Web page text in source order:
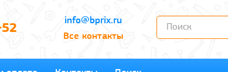
info@bprix.ru
Все контакты